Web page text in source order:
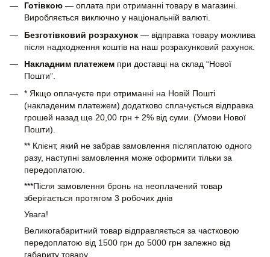
Готівкою — оплата при отриманні товару в магазині.
Виробляється виключно у національній валюті.
Безготівковий розрахунок — відправка товару можлива
після надходження коштів на наш розрахунковий рахунок.
Накладним платежем при доставці на склад “Нової
Пошти”.
* Якщо оплачуєте при отриманні на Новій Пошті
(накладеним платежем) додатково сплачується відправка
грошей назад ще 20,00 грн + 2% від суми. (Умови Нової
Пошти).
** Клієнт, який не забрав замовлення післяплатою одного
разу, наступні замовлення може оформити тільки за
передоплатою.
***Після замовлення бронь на неоплачений товар
зберігається протягом 3 робочих днів
Увага!
Великогабаритний товар відправляється за частковою
передоплатою від 1500 грн до 5000 грн залежно від
габариту товару.